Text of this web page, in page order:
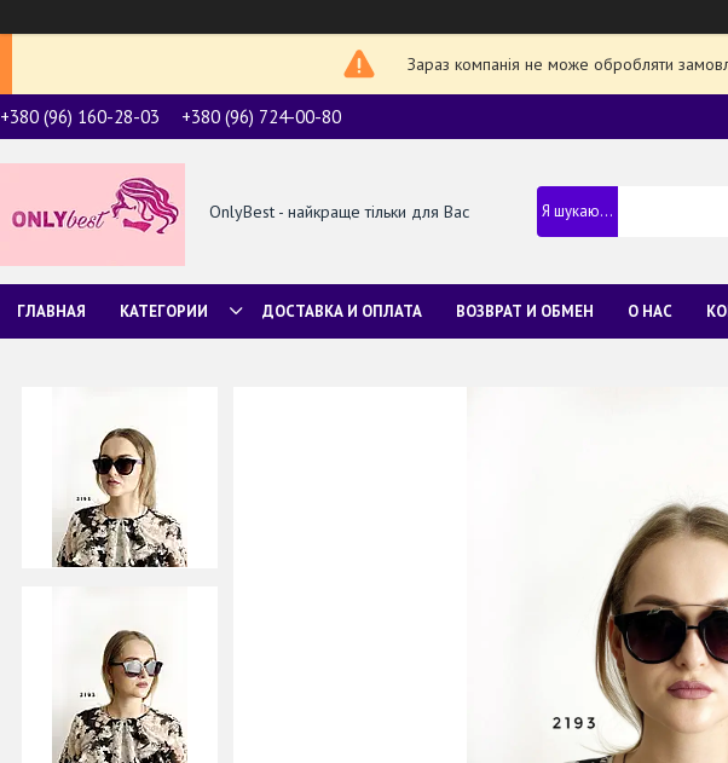
Зараз компанія не може обробляти
+380 (96) 160-28-03 +380 (96) 724-00-80
OnlyBest - найкраще тільки для Вас
ГЛАВНАЯ КАТЕГОРИИ ДОСТАВКА И ОПЛАТА ВОЗВРАТ И ОБМЕН О НАС